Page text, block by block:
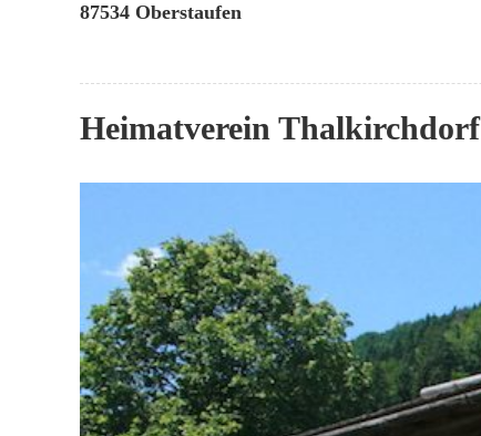
87534 Oberstaufen
Heimatverein Thalkirchdorf